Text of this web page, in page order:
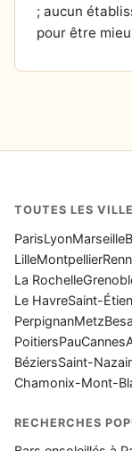
; aucun
pour être
TOUTES LES
ParisLyonMarseille
LilleMontpellier
La Rochelle
Le HavreSaint-
PerpignanMetz
PoitiersPauCannes
BéziersSaint-
Chamonix-Mont-
RECHERCHES